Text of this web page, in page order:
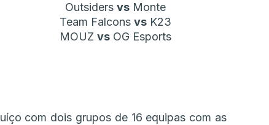
Outsiders vs Monte
Team Falcons vs K23
MOUZ vs OG Esports
com dois grupos de 16 equipas com as